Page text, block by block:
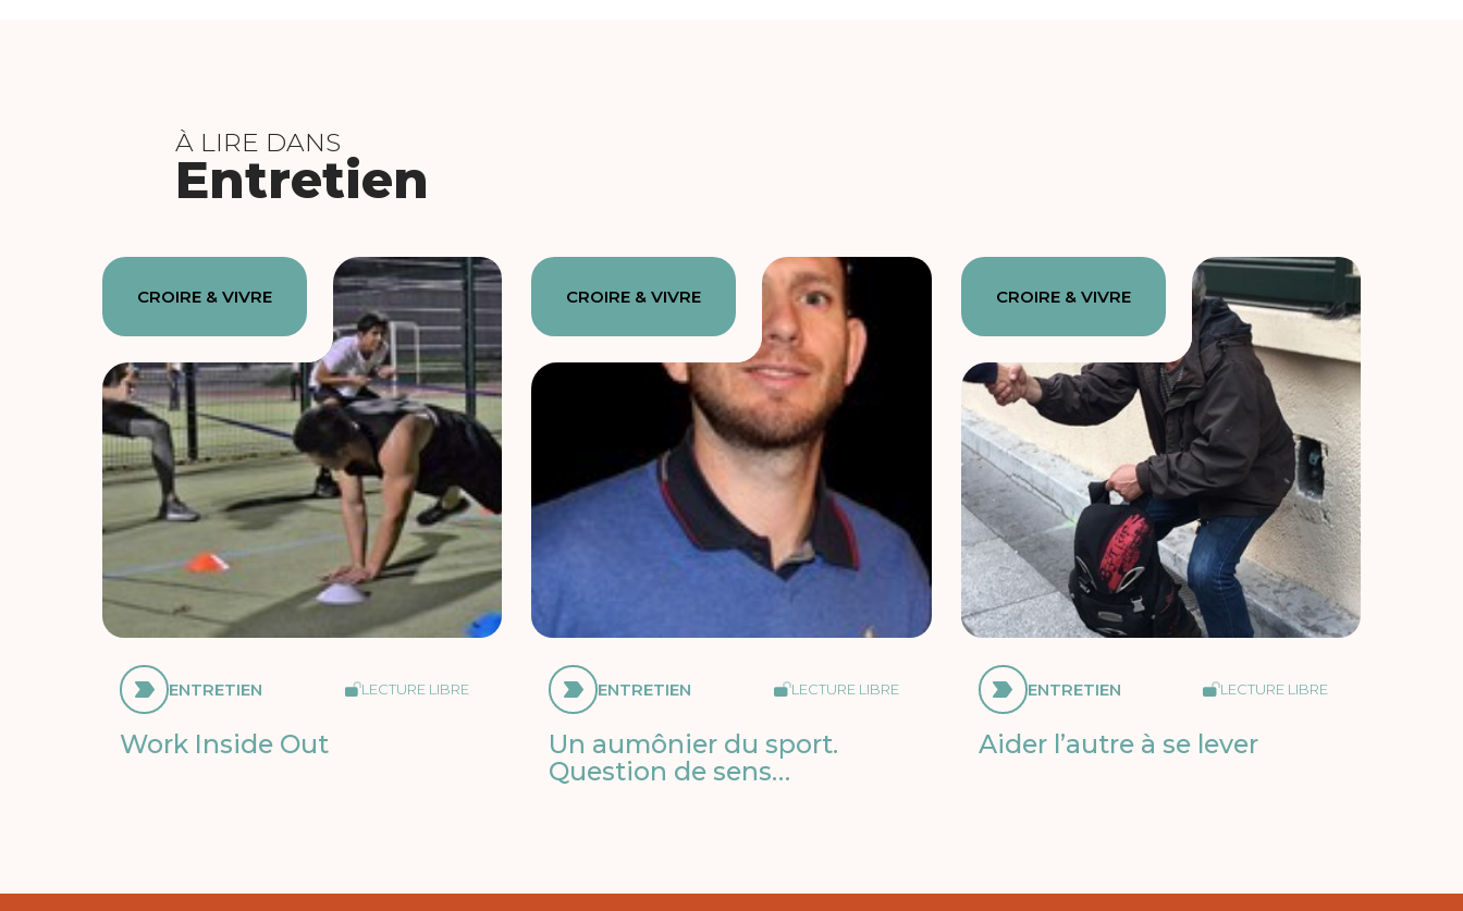
À LIRE DANS
Entretien
CROIRE & VIVRE
ENTRETIEN LECTURE LIBRE
Work Inside Out
CROIRE & VIVRE
ENTRETIEN LECTURE LIBRE
Un aumônier du sport.
Question de sens…
CROIRE & VIVRE
ENTRETIEN LECTURE LIBRE
Aider l’autre à se lever